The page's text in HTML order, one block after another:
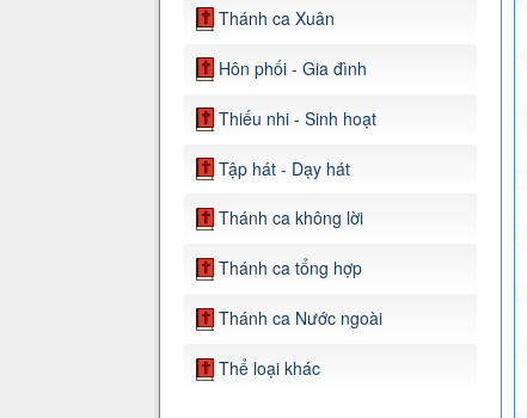
Thánh ca Xuân
Hôn phối - Gia đình
Thiếu nhi - Sinh hoạt
Tập hát - Dạy hát
Thánh ca không lời
Thánh ca tổng hợp
Thánh ca Nước ngoài
Thể loại khác